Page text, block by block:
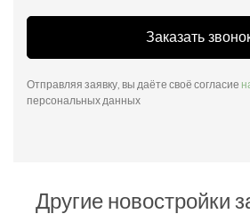
Заказать
Отправляя заявку, вы даёте своё согласие
персональных данных
Другие новостройки